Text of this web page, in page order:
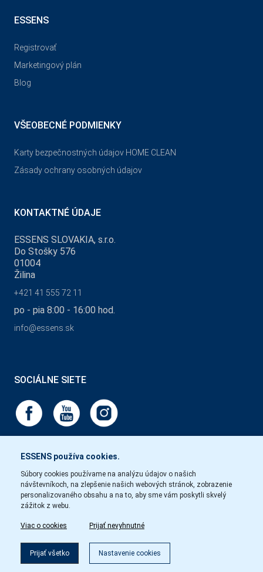
ESSENS používa cookies.
Súbory cookies používame na analýzu údajov o našich
návštevníkoch, na zlepšenie našich webových stránok, zobrazenie
personalizovaného obsahu a na to, aby sme vám poskytli skvelý
zážitok z webu.
Viac o cookies Prijať nevyhnutné
Prijať všetko Nastavenie cookies
ESSENS
Registrovať
Marketingový plán
Blog
VŠEOBECNÉ PODMIENKY
Karty bezpečnostných údajov HOME CLEAN
Zásady ochrany osobných údajov
KONTAKTNÉ ÚDAJE
ESSENS SLOVAKIA, s.r.o.
Do Stošky 576
01004
Žilina
+421 41 555 72 11
po - pia 8:00 - 16:00 hod.
info@essens.sk
SOCIÁLNE SIETE